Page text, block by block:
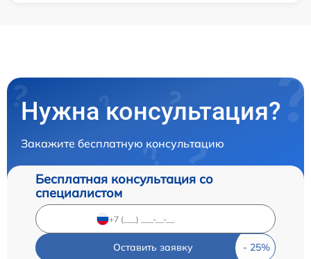
Нужна консультация?
Закажите бесплатную консультацию
Бесплатная консультация со
специалистом
Оставить заявку